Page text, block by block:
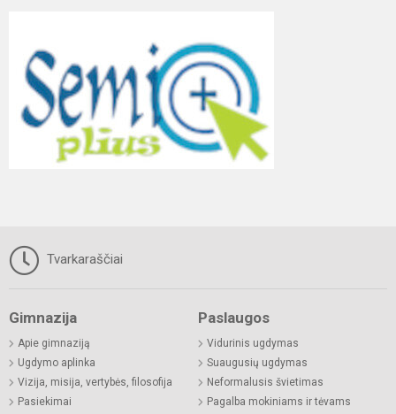
Tvarkaraščiai
Gimnazija
Apie gimnaziją
Ugdymo aplinka
Vizija, misija, vertybės, filosofija
Pasiekimai
Paslaugos
Vidurinis ugdymas
Suaugusių ugdymas
Neformalusis švietimas
Pagalba mokiniams ir tėvams